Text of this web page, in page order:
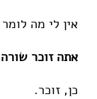
אין לי מה
אתה זוכר
כן, זוכר.